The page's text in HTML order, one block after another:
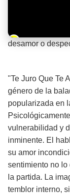
Barra de
desamor o
"Te Juro Que Te
género de la
popularizada en
vulnerabilidad y
inminente. El
su amor
sentimiento no
la partida. La
temblor interno,